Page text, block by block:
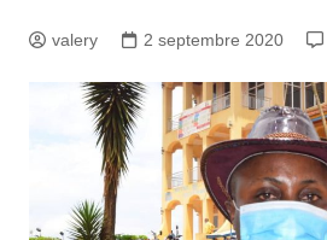
valery 2 septembre 2020